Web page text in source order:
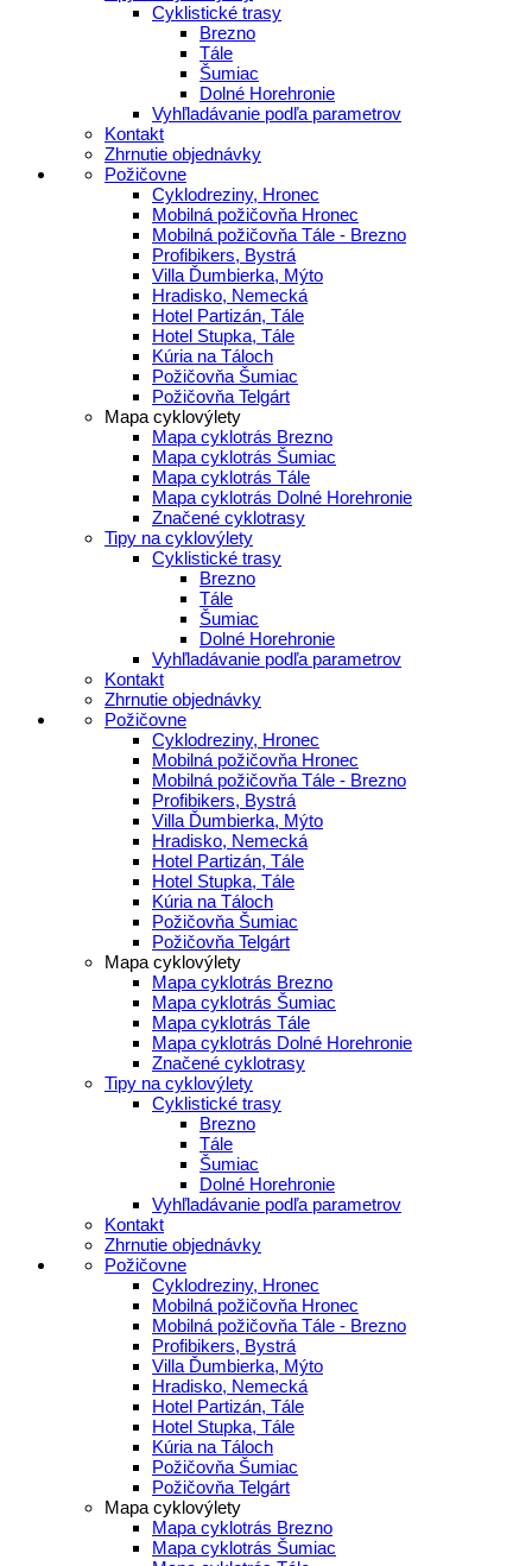
Cyklistické trasy
Brezno
Tále
Šumiac
Dolné Horehronie
Vyhľladávanie podľa parametrov
Kontakt
Zhrnutie objednávky
Požičovne
Cyklodreziny, Hronec
Mobilná požičovňa Hronec
Mobilná požičovňa Tále - Brezno
Profibikers, Bystrá
Villa Ďumbierka, Mýto
Hradisko, Nemecká
Hotel Partizán, Tále
Hotel Stupka, Tále
Kúria na Táloch
Požičovňa Šumiac
Požičovňa Telgárt
Mapa cyklovýlety
Mapa cyklotrás Brezno
Mapa cyklotrás Šumiac
Mapa cyklotrás Tále
Mapa cyklotrás Dolné Horehronie
Značené cyklotrasy
Tipy na cyklovýlety
Cyklistické trasy
Brezno
Tále
Šumiac
Dolné Horehronie
Vyhľladávanie podľa parametrov
Kontakt
Zhrnutie objednávky
Požičovne
Cyklodreziny, Hronec
Mobilná požičovňa Hronec
Mobilná požičovňa Tále - Brezno
Profibikers, Bystrá
Villa Ďumbierka, Mýto
Hradisko, Nemecká
Hotel Partizán, Tále
Hotel Stupka, Tále
Kúria na Táloch
Požičovňa Šumiac
Požičovňa Telgárt
Mapa cyklovýlety
Mapa cyklotrás Brezno
Mapa cyklotrás Šumiac
Mapa cyklotrás Tále
Mapa cyklotrás Dolné Horehronie
Značené cyklotrasy
Tipy na cyklovýlety
Cyklistické trasy
Brezno
Tále
Šumiac
Dolné Horehronie
Vyhľladávanie podľa parametrov
Kontakt
Zhrnutie objednávky
Požičovne
Cyklodreziny, Hronec
Mobilná požičovňa Hronec
Mobilná požičovňa Tále - Brezno
Profibikers, Bystrá
Villa Ďumbierka, Mýto
Hradisko, Nemecká
Hotel Partizán, Tále
Hotel Stupka, Tále
Kúria na Táloch
Požičovňa Šumiac
Požičovňa Telgárt
Mapa cyklovýlety
Mapa cyklotrás Brezno
Mapa cyklotrás Šumiac